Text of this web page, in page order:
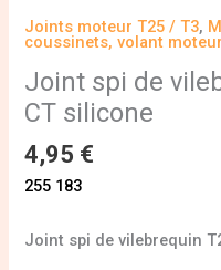
Joints moteur T25 / T3,
coussinets, volant
Joint spi de
CT silicone
4,95 €
255 183
Joint spi de vilebrequin